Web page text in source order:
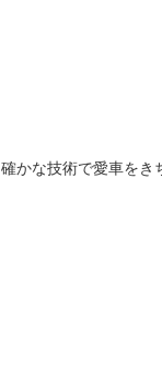
確かな技術で愛車をき